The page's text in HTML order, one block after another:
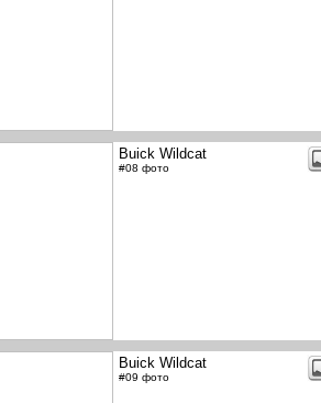
Buick Wildcat
#08 фото
Buick Wildcat
#09 фото